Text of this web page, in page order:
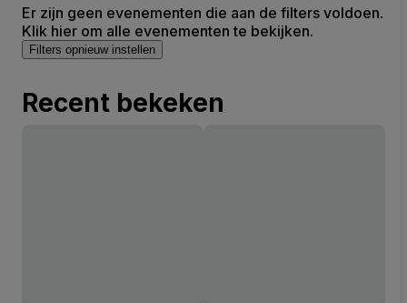
Er zijn geen evenementen die aan de filters voldoen.
Klik hier om alle evenementen te bekijken.
Filters opnieuw instellen
Recent bekeken